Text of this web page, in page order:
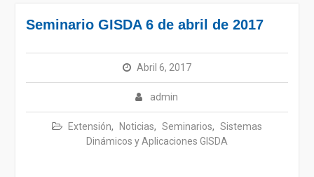
Seminario GISDA 6 de abril de 2017
Abril 6, 2017
admin
Extensión, Noticias, Seminarios, Sistemas
Dinámicos y Aplicaciones GISDA